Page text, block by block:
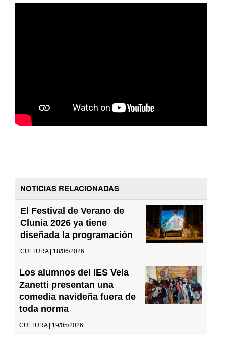
NOTICIAS RELACIONADAS
El Festival de Verano de
Clunia 2026 ya tiene
diseñada la programación
CULTURA | 18/06/2026
Los alumnos del IES Vela
Zanetti presentan una
comedia navideña fuera de
toda norma
CULTURA | 19/05/2026